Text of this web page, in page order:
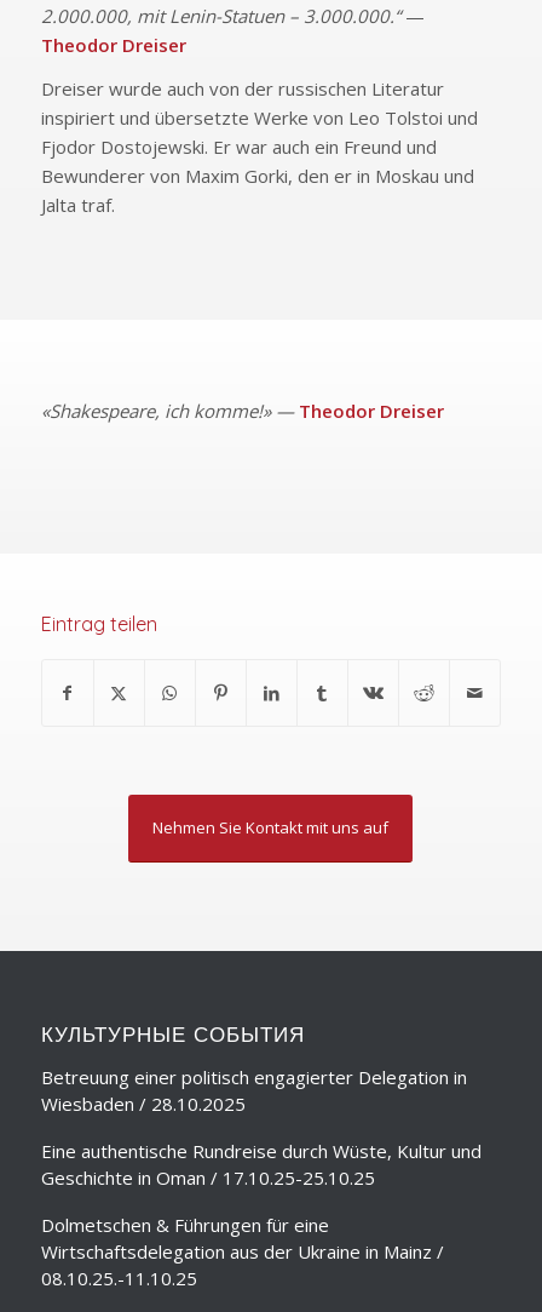
2.000.000, mit Lenin-Statuen – 3.000.000.“—
Theodor Dreiser
Dreiser wurde auch von der russischen Literatur
inspiriert und übersetzte Werke von Leo Tolstoi und
Fjodor Dostojewski. Er war auch ein Freund und
Bewunderer von Maxim Gorki, den er in Moskau und
Jalta traf.
«Shakespeare, ich komme!» —Theodor Dreiser
Eintrag teilen
Nehmen Sie Kontakt mit uns auf
КУЛЬТУРНЫЕ СОБЫТИЯ
Betreuung einer politisch engagierter Delegation in
Wiesbaden / 28.10.2025
Eine authentische Rundreise durch Wüste, Kultur und
Geschichte in Oman / 17.10.25-25.10.25
Dolmetschen & Führungen für eine
Wirtschaftsdelegation aus der Ukraine in Mainz /
08.10.25.-11.10.25